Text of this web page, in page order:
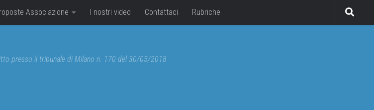
Associazione I nostri video Contattaci Rubriche
presso il tribunale di Milano n. 170 del 30/05/2018